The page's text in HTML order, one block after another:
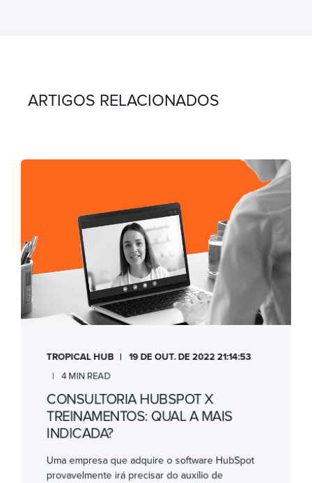
ARTIGOS RELACIONADOS
TROPICAL HUB 19 DE OUT. DE 2022 21:14:53
4 MIN READ
CONSULTORIA HUBSPOT X
TREINAMENTOS: QUAL A MAIS
INDICADA?
Uma empresa que adquire o software HubSpot
provavelmente irá precisar do auxílio de